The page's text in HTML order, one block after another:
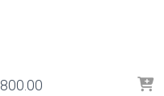
800.00